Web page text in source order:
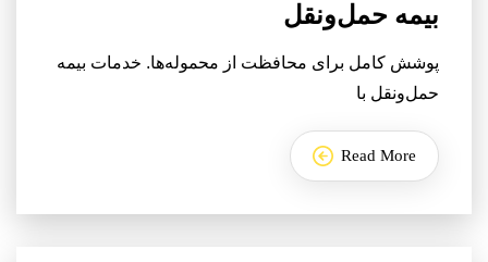
بیمه حمل‌ونقل
پوشش کامل برای محافظت از محموله‌ها. خدمات بیمه
حمل‌ونقل با
Read More